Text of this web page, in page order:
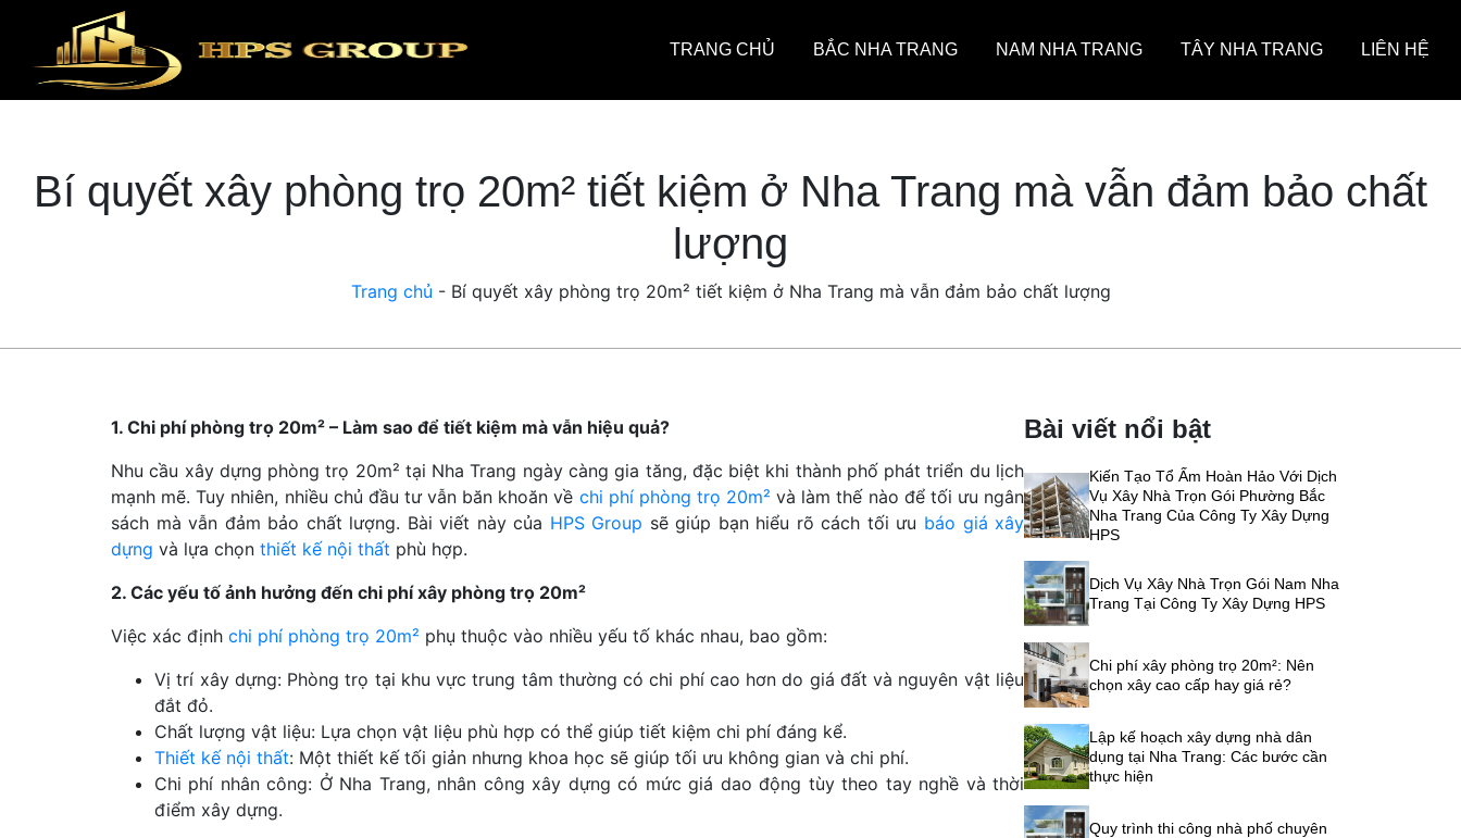
TRANG CHỦ BẮC NHA TRANG NAM NHA TRANG TÂY NHA TRANG LIÊN HỆ
Bí quyết xây phòng trọ 20m² tiết kiệm ở Nha Trang mà vẫn đảm bảo chất
lượng
Trang chủ - Bí quyết xây phòng trọ 20m² tiết kiệm ở Nha Trang mà vẫn đảm bảo chất lượng
1. Chi phí phòng trọ 20m² – Làm sao để tiết kiệm mà vẫn hiệu quả?
Nhu cầu xây dựng phòng trọ 20m² tại Nha Trang ngày càng gia tăng, đặc biệt khi thành phố phát triển du lịch
mạnh mẽ. Tuy nhiên, nhiều chủ đầu tư vẫn băn khoăn về chi phí phòng trọ 20m² và làm thế nào để tối ưu ngân
sách mà vẫn đảm bảo chất lượng. Bài viết này của HPS Group sẽ giúp bạn hiểu rõ cách tối ưu báo giá xây
dựng và lựa chọn thiết kế nội thất phù hợp.
2. Các yếu tố ảnh hưởng đến chi phí xây phòng trọ 20m²
Việc xác định chi phí phòng trọ 20m² phụ thuộc vào nhiều yếu tố khác nhau, bao gồm:
Vị trí xây dựng: Phòng trọ tại khu vực trung tâm thường có chi phí cao hơn do giá đất và nguyên vật liệu
đắt đỏ.
Chất lượng vật liệu: Lựa chọn vật liệu phù hợp có thể giúp tiết kiệm chi phí đáng kể.
Thiết kế nội thất: Một thiết kế tối giản nhưng khoa học sẽ giúp tối ưu không gian và chi phí.
Chi phí nhân công: Ở Nha Trang, nhân công xây dựng có mức giá dao động tùy theo tay nghề và thời
điểm xây dựng.
Bài viết nổi bật
Kiến Tạo Tổ Ấm Hoàn Hảo Với Dịch
Vụ Xây Nhà Trọn Gói Phường Bắc
Nha Trang Của Công Ty Xây Dựng
HPS
Dịch Vụ Xây Nhà Trọn Gói Nam Nha
Trang Tại Công Ty Xây Dựng HPS
Chi phí xây phòng trọ 20m²: Nên
chọn xây cao cấp hay giá rẻ?
Lập kế hoạch xây dựng nhà dân
dụng tại Nha Trang: Các bước cần
thực hiện
Quy trình thi công nhà phố chuyên